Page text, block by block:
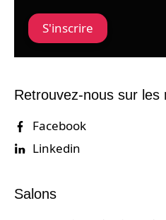
S'inscrire
Retrouvez-nous sur les
Facebook
Linkedin
Salons